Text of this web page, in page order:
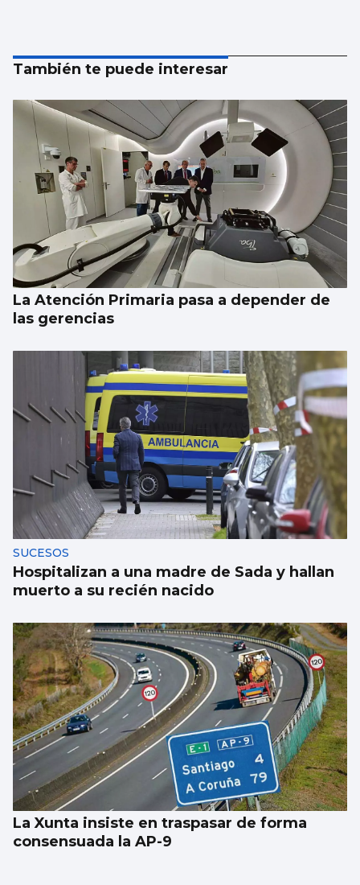
También te puede interesar
La Atención Primaria pasa a depender de
las gerencias
SUCESOS
Hospitalizan a una madre de Sada y hallan
muerto a su recién nacido
La Xunta insiste en traspasar de forma
consensuada la AP-9